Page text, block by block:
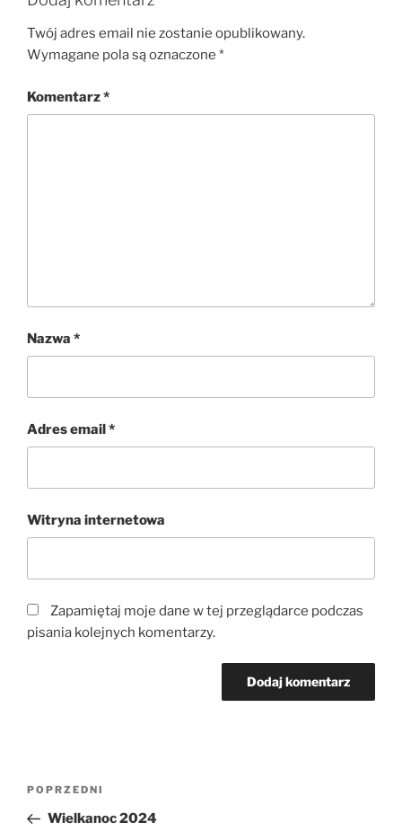
Twój adres email nie zostanie opublikowany.
Wymagane pola są oznaczone *
Komentarz*
Nazwa *
Adres email*
Witryna internetowa
Zapamiętaj moje dane w tej przeglądarce podczas
pisania kolejnych komentarzy.
Nawigacja
Poprzedni
wpis
POPRZEDNI
Wielkanoc 2024